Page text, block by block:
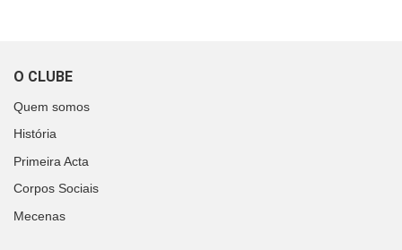
O CLUBE
Quem somos
História
Primeira Acta
Corpos Sociais
Mecenas